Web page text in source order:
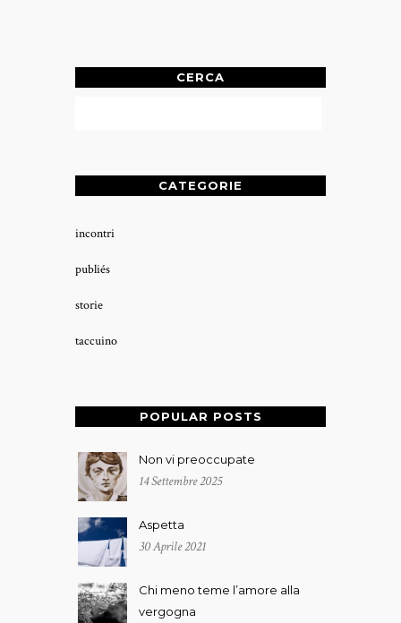
CERCA
CATEGORIE
incontri
publiés
storie
taccuino
POPULAR POSTS
Non vi preoccupate
14 Settembre 2025
Aspetta
30 Aprile 2021
Chi meno teme l’amore alla
vergogna